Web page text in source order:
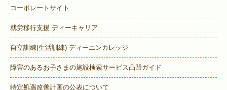
コーポレートサイト
就労移行支援 ディーキャリア
自立訓練(生活訓練) ディーエンカレッジ
障害のあるお子さまの施設検索サービス凸凹ガイド
特定処遇改善計画の公表について